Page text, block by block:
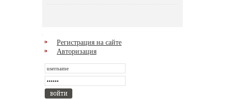
Регистрация на сайте
Авторизация